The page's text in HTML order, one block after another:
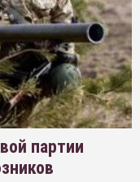
партии